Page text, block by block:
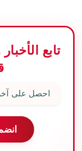
تابع
احصل على آخر